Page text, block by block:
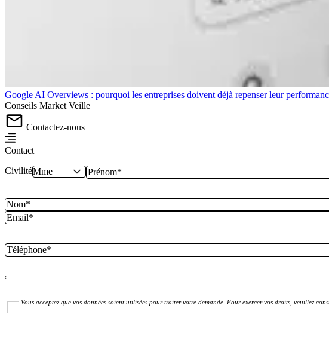
Google AI Overviews : pourquoi les entreprises doivent déjà repenser leur
Conseils Market Veille
Contactez-nous
Contact
Civilité
Vous acceptez que vos données soient utilisées pour traiter votre demande. Pour exercer vos droits, veuillez